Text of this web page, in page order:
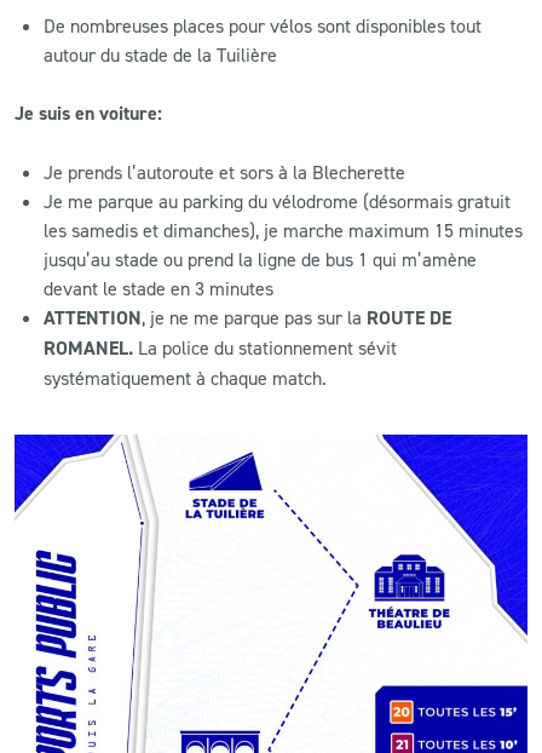
De nombreuses places pour vélos sont disponibles tout
autour du stade de la Tuilière
Je suis en voiture:
Je prends l’autoroute et sors à la Blecherette
Je me parque au parking du vélodrome (désormais gratuit
les samedis et dimanches), je marche maximum 15 minutes
jusqu’au stade ou prend la ligne de bus 1 qui m’amène
devant le stade en 3 minutes
ATTENTION, je ne me parque pas sur la ROUTE DE
ROMANEL. La police du stationnement sévit
systématiquement à chaque match.